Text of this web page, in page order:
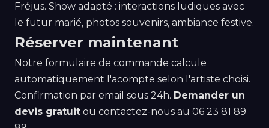
Fréjus. Show adapté : interactions ludiques avec
le futur marié, photos souvenirs, ambiance festive.
Réserver maintenant
Notre formulaire de commande calcule
automatiquement l'acompte selon l'artiste choisi.
Confirmation par email sous 24h. Demander un
devis gratuit ou contactez-nous au 06 23 81 89